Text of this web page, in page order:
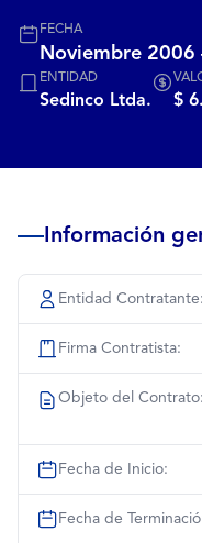
FECHA
Noviembre
ENTIDAD
Sedinco Ltda. $
Información
Entidad Contratante:
Firma Contratista:
Objeto del Contrato:
Fecha de Inicio:
Fecha de